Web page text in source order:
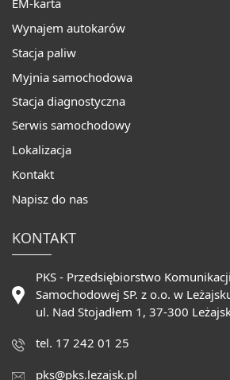
Wynajem autokarów
Stacja paliw
Myjnia samochodowa
Stacja diagnostyczna
Serwis samochodowy
Lokalizacja
Kontakt
Napisz do nas
KONTAKT
PKS - Przedsiębiorstwo Komunikacji
Samochodowej SP. z o.o. w
ul. Nad Stojadłem 1, 37-300
tel. 17 242 01 25
pks@pks.lezajsk.pl